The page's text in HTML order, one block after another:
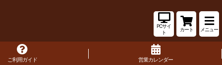
PCサイ
ト
カート メニュー
ご利用ガイド 営業カレンダー